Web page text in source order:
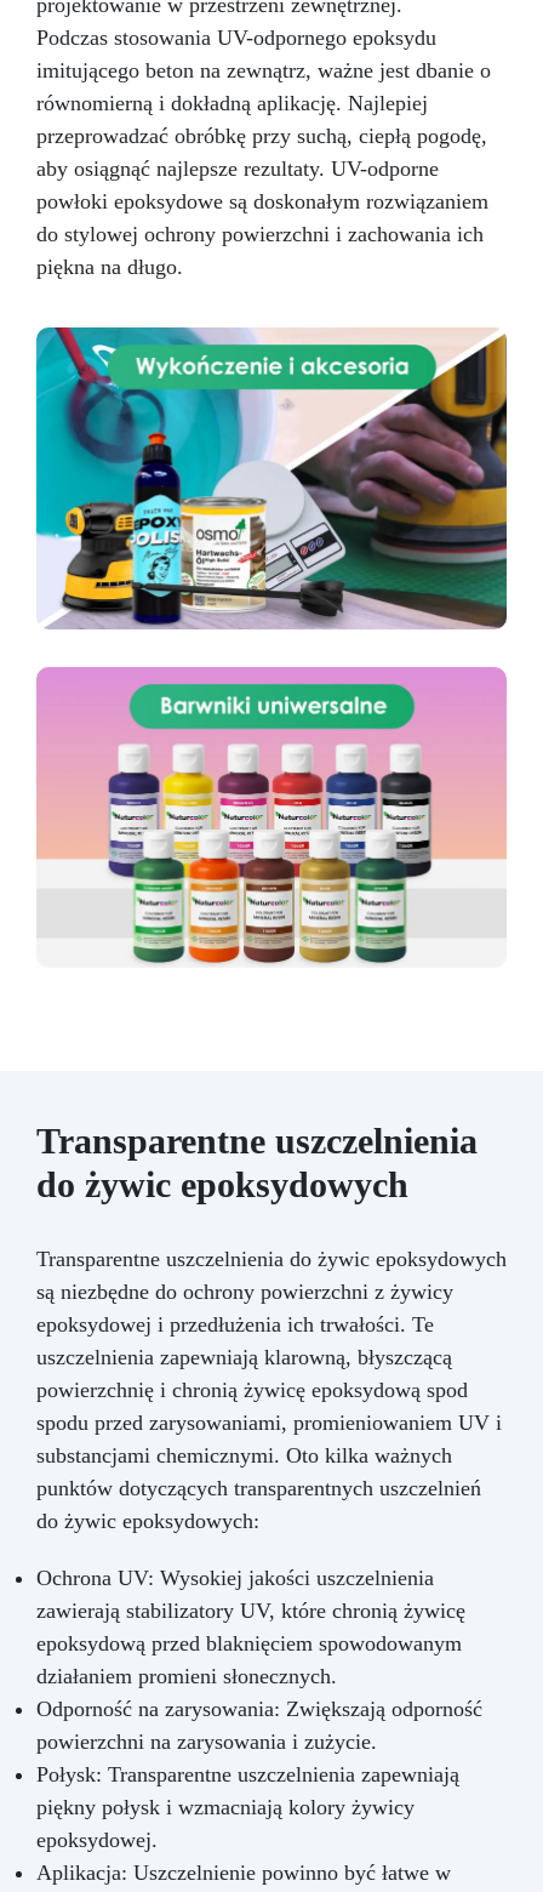
projektowanie w przestrzeni zewnętrznej.
Podczas stosowania UV-odpornego epoksydu
imitującego beton na zewnątrz, ważne jest dbanie o
równomierną i dokładną aplikację. Najlepiej
przeprowadzać obróbkę przy suchą, ciepłą pogodę,
aby osiągnąć najlepsze rezultaty. UV-odporne
powłoki epoksydowe są doskonałym rozwiązaniem
do stylowej ochrony powierzchni i zachowania ich
piękna na długo.
Transparentne uszczelnienia
do żywic epoksydowych
Transparentne uszczelnienia do żywic epoksydowych
są niezbędne do ochrony powierzchni z żywicy
epoksydowej i przedłużenia ich trwałości. Te
uszczelnienia zapewniają klarowną, błyszczącą
powierzchnię i chronią żywicę epoksydową spod
spodu przed zarysowaniami, promieniowaniem UV i
substancjami chemicznymi. Oto kilka ważnych
punktów dotyczących transparentnych uszczelnień
do żywic epoksydowych:
Ochrona UV: Wysokiej jakości uszczelnienia
zawierają stabilizatory UV, które chronią żywicę
epoksydową przed blaknięciem spowodowanym
działaniem promieni słonecznych.
Odporność na zarysowania: Zwiększają odporność
powierzchni na zarysowania i zużycie.
Połysk: Transparentne uszczelnienia zapewniają
piękny połysk i wzmacniają kolory żywicy
epoksydowej.
Aplikacja: Uszczelnienie powinno być łatwe w